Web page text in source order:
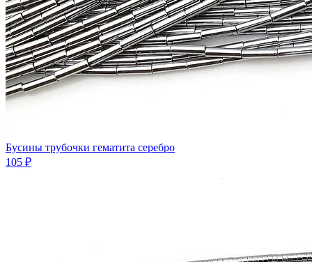
Бусины трубочки гематита серебро
105 ₽